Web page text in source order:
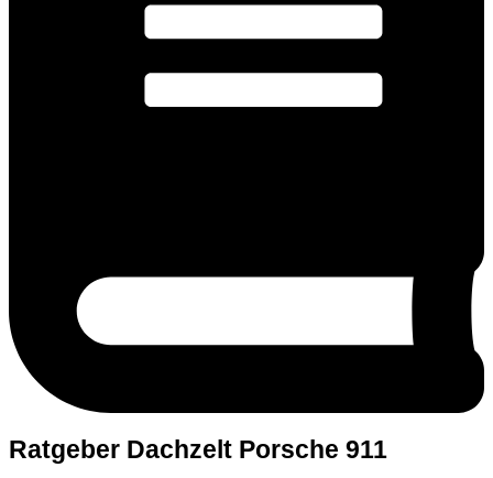
Ratgeber Dachzelt Porsche 911